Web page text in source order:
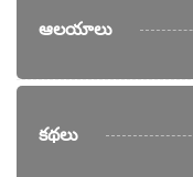
ఆలయాలు
కథలు